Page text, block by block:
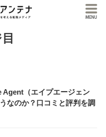
Agent（エイプエージェン
なのか？口コミと評判を調